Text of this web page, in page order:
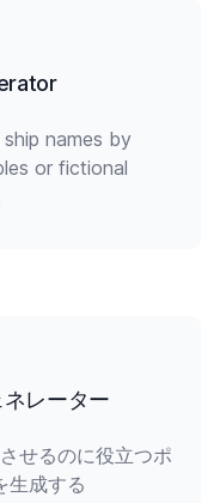
names by
or fictional
レーター
せるのに役立つポ
生成する